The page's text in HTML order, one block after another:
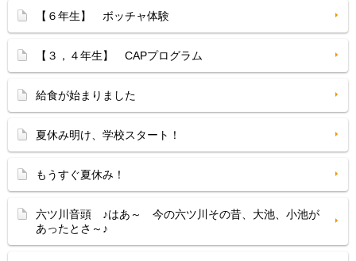
【６年生】 ボッチャ体験
【３，４年生】 CAPプログラム
給食が始まりました
夏休み明け、学校スタート！
もうすぐ夏休み！
六ツ川音頭 ♪はあ～ 今の六ツ川その昔、大池、小池が
あったとさ～♪